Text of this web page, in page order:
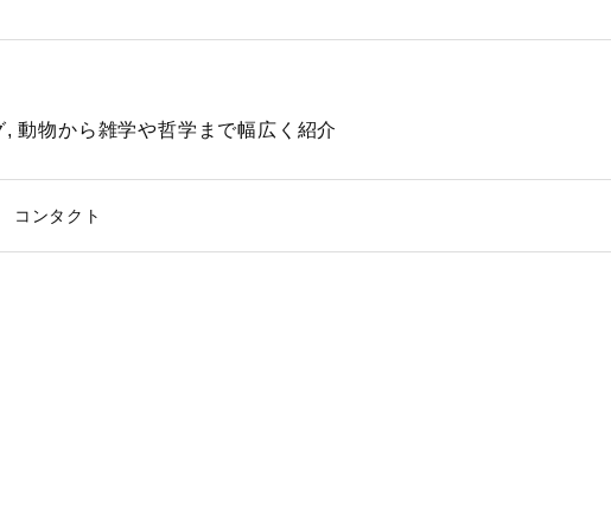
動物から雑学や哲学まで幅広く紹介
コンタクト